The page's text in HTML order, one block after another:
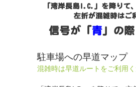
駐車場への早道マップ
混雑時は早道ルートをご利用く